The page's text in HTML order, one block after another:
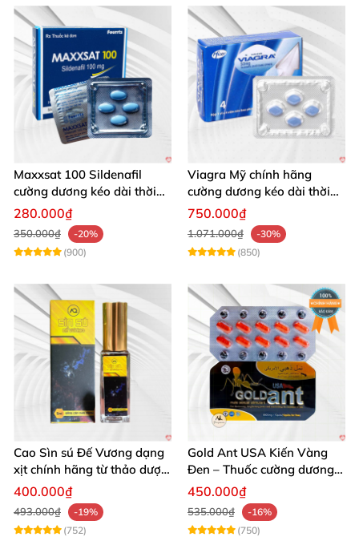
Maxxsat 100 Sildenafil
cường dương kéo dài thời
gian cho nam
280.000₫
350.000₫
-20%
(900)
Viagra Mỹ chính hãng
cường dương kéo dài thời
gian nhập khẩu
750.000₫
1.071.000₫
-30%
(850)
Cao Sìn sú Đế Vương dạng
xịt chính hãng từ thảo dược
Ê Đê Việt Nam
400.000₫
493.000₫
-19%
(752)
Gold Ant USA Kiến Vàng
Đen – Thuốc cường dương
tăng sinh lý nam mạnh
450.000₫
535.000₫
-16%
(750)